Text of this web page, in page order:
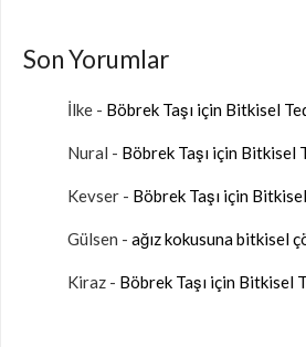
Son Yorumlar
İlke - Böbrek Taşı için Bitkisel
Nural - Böbrek Taşı için Bitkisel
Kevser - Böbrek Taşı için
Gülsen - ağız kokusuna bitkisel
Kiraz - Böbrek Taşı için Bitkisel